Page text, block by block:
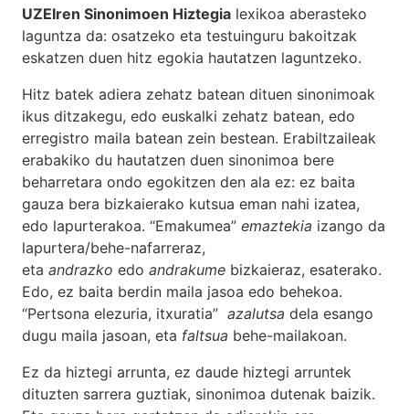
UZEIren Sinonimoen Hiztegia lexikoa aberasteko
laguntza da: osatzeko eta testuinguru bakoitzak
eskatzen duen hitz egokia hautatzen laguntzeko.
Hitz batek adiera zehatz batean dituen sinonimoak
ikus ditzakegu, edo euskalki zehatz batean, edo
erregistro maila batean zein bestean. Erabiltzaileak
erabakiko du hautatzen duen sinonimoa bere
beharretara ondo egokitzen den ala ez: ez baita
gauza bera bizkaierako kutsua eman nahi izatea,
edo lapurterakoa. “Emakumea” emaztekia izango da
lapurtera/behe-nafarreraz,
eta andrazko edo andrakume bizkaieraz, esaterako.
Edo, ez baita berdin maila jasoa edo behekoa.
“Pertsona elezuria, itxuratia” azalutsa dela esango
dugu maila jasoan, eta faltsua behe-mailakoan.
Ez da hiztegi arrunta, ez daude hiztegi arruntek
dituzten sarrera guztiak, sinonimoa dutenak baizik.